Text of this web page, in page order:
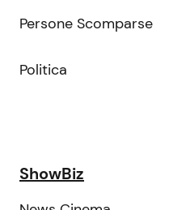
Persone Scomparse
Politica
ShowBiz